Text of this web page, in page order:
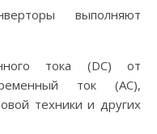
выполняют
тока (DC) от
ток (AC),
техники и других